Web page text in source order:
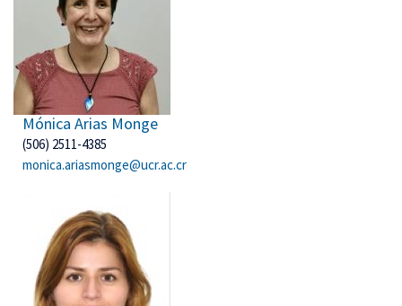
Mónica Arias Monge
(506) 2511-4385
monica.ariasmonge@ucr.ac.cr